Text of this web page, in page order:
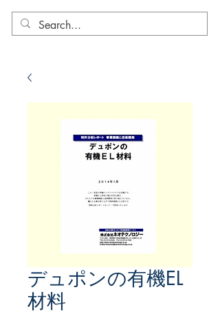
デュポンの有機EL
材料